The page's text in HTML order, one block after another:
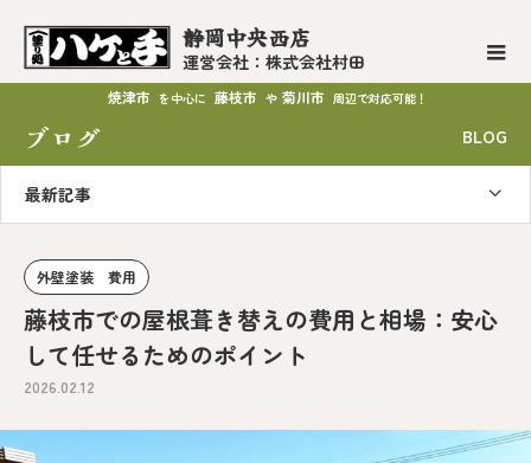
静岡中央西店
運営会社：株式会社村田
焼津市 を中心に 藤枝市 や 菊川市 周辺で対応可能！
ブログ BLOG
最新記事
外壁塗装 費用
藤枝市での屋根葺き替えの費用と相場：安心
して任せるためのポイント
2026.02.12